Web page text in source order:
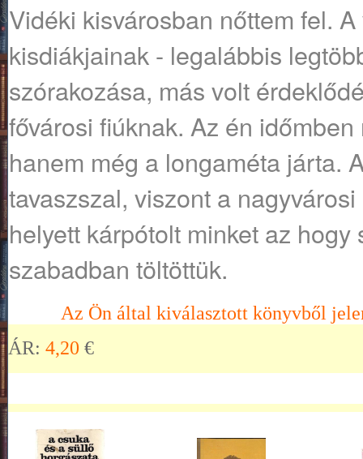
Vidéki kisvárosban nőttem fel.
kisdiákjainak - legalábbis
szórakozása, más volt
fővárosi fiúknak. Az én
hanem még a longaméta járta.
tavaszszal, viszont a
helyett kárpótolt minket az
szabadban töltöttük.
Az Ön által kiválasztott könyvből
ÁR: 4,20 €